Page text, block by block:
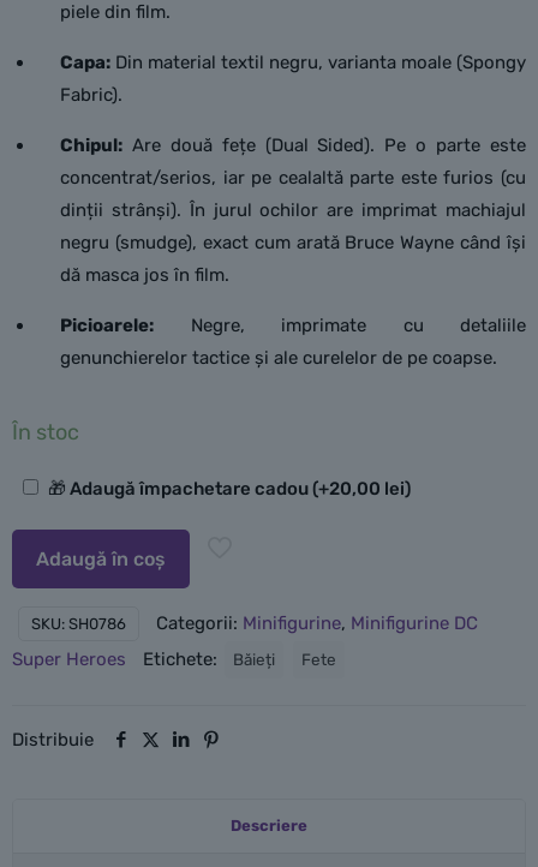
piele din film.
Capa: Din material textil negru, varianta moale (Spongy
Fabric).
Chipul: Are două fețe (Dual Sided). Pe o parte este
concentrat/serios, iar pe cealaltă parte este furios (cu
dinții strânși). În jurul ochilor are imprimat machiajul
negru (smudge), exact cum arată Bruce Wayne când își
dă masca jos în film.
Picioarele: Negre, imprimate cu detaliile
genunchierelor tactice și ale curelelor de pe coapse.
În stoc
Opțiuni🎁 Adaugă împachetare cadou(+20,00 lei)
Adaugă în coș
SKU: SH0786 Categorii: Minifigurine, Minifigurine DC
Super Heroes
Etichete: Băieți Fete
Distribuie
Descriere